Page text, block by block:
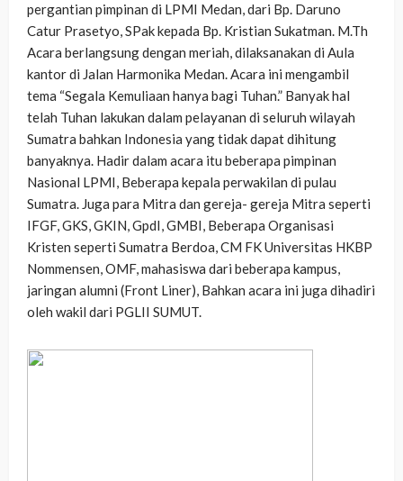
pergantian pimpinan di LPMI Medan, dari Bp. Daruno
Catur Prasetyo, SPak kepada Bp. Kristian Sukatman. M.Th
Acara berlangsung dengan meriah, dilaksanakan di Aula
kantor di Jalan Harmonika Medan. Acara ini mengambil
tema “Segala Kemuliaan hanya bagi Tuhan.” Banyak hal
telah Tuhan lakukan dalam pelayanan di seluruh wilayah
Sumatra bahkan Indonesia yang tidak dapat dihitung
banyaknya. Hadir dalam acara itu beberapa pimpinan
Nasional LPMI, Beberapa kepala perwakilan di pulau
Sumatra. Juga para Mitra dan gereja- gereja Mitra seperti
IFGF, GKS, GKIN, GpdI, GMBI, Beberapa Organisasi
Kristen seperti Sumatra Berdoa, CM FK Universitas HKBP
Nommensen, OMF, mahasiswa dari beberapa kampus,
jaringan alumni (Front Liner), Bahkan acara ini juga dihadiri
oleh wakil dari PGLII SUMUT.